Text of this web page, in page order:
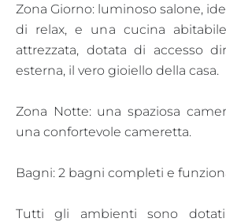
Zona Giorno: luminoso salone,
di relax, e una cucina
attrezzata, dotata di accesso
esterna, il vero gioiello della casa.
Zona Notte: una spaziosa
una confortevole cameretta.
Bagni: 2 bagni completi e
Tutti gli ambienti sono